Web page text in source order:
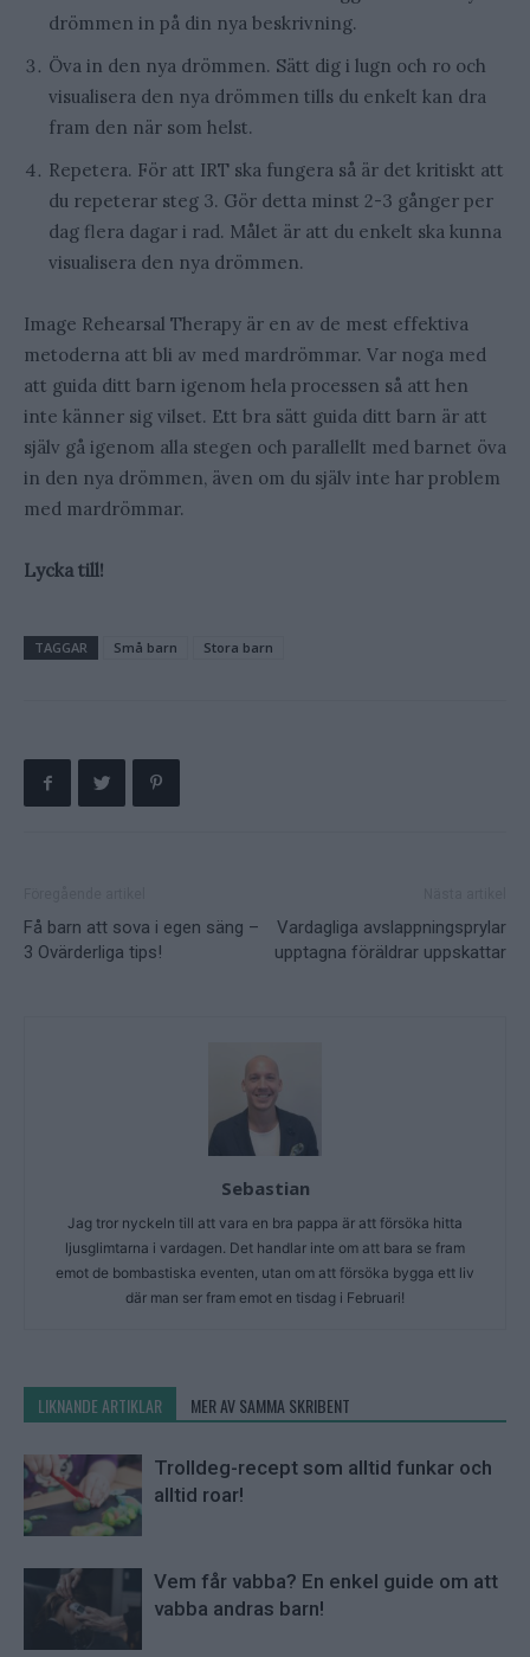
drömmen in på din nya beskrivning.
Öva in den nya drömmen. Sätt dig i lugn och ro och
visualisera den nya drömmen tills du enkelt kan dra
fram den när som helst.
Repetera. För att IRT ska fungera så är det kritiskt att
du repeterar steg 3. Gör detta minst 2-3 gånger per
dag flera dagar i rad. Målet är att du enkelt ska kunna
visualisera den nya drömmen.
Image Rehearsal Therapy är en av de mest effektiva
metoderna att bli av med mardrömmar. Var noga med
att guida ditt barn igenom hela processen så att hen
inte känner sig vilset. Ett bra sätt guida ditt barn är att
själv gå igenom alla stegen och parallellt med barnet öva
in den nya drömmen, även om du själv inte har problem
med mardrömmar.
Lycka till!
TAGGAR Små barn Stora barn
Få barn att sova i egen säng –
3 Ovärderliga tips!
Vardagliga avslappningsprylar
upptagna föräldrar uppskattar
Sebastian
Jag tror nyckeln till att vara en bra pappa är att försöka hitta
ljusglimtarna i vardagen. Det handlar inte om att bara se fram
emot de bombastiska eventen, utan om att försöka bygga ett liv
där man ser fram emot en tisdag i Februari!
LIKNANDE ARTIKLAR MER AV SAMMA SKRIBENT
Trolldeg-recept som alltid funkar och
alltid roar!
Vem får vabba? En enkel guide om att
vabba andras barn!